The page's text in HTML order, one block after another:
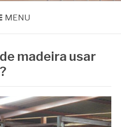
MENU
madeira usar